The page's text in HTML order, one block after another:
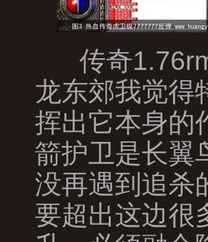
传奇
龙东郊我觉得
挥出它本身的
箭护卫是长翼
没再遇到追杀
要超出这边